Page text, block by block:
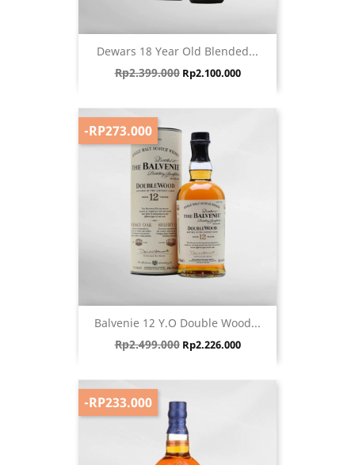
Dewars 18 Year Old Blended...
Harga biasa
Rp2.399.000 Harga
Rp2.100.000
Balvenie 12 Y.O Double Wood...
Harga biasa
Rp2.499.000 Harga
Rp2.226.000
-RP273.000
-RP233.000